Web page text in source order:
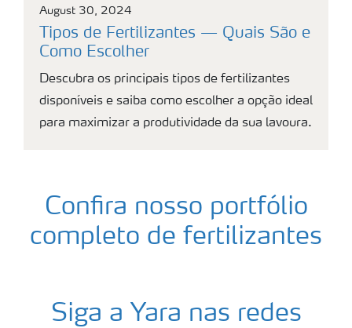
August 30, 2024
Tipos de Fertilizantes — Quais São e
Como Escolher
Descubra os principais tipos de fertilizantes
disponíveis e saiba como escolher a opção ideal
para maximizar a produtividade da sua lavoura.
Confira nosso portfólio
completo de fertilizantes
Siga a Yara nas redes